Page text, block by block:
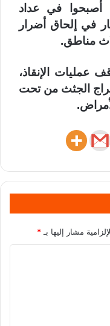
في عداد
في إلحاق أضرار
عمليات الإنقاذ،
الجثث من تحت
مشار إليها بـ *